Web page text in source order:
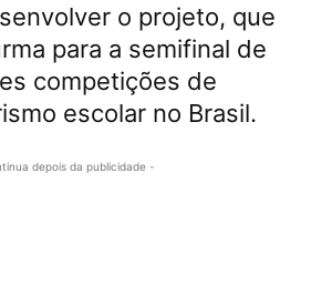
o projeto, que
para a semifinal de
competições de
escolar no Brasil.
depois da publicidade -